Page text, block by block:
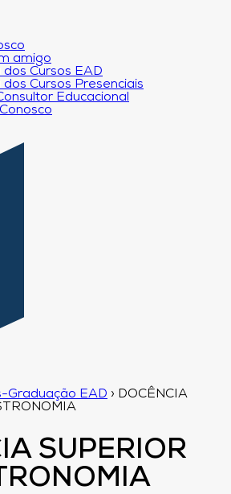
amigo
Cursos EAD
Cursos Presenciais
Educacional
Graduação EAD › DOCÊNCIA
SUPERIOR